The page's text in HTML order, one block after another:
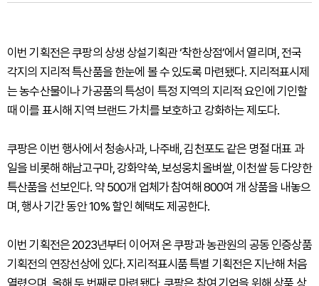
이번 기획전은 쿠팡의 상생 상설기획관 ‘착한상점’에서 열리며, 전국
각지의 지리적 특산품을 한눈에 볼 수 있도록 마련됐다. 지리적표시제
는 농수산물이나 가공품의 특성이 특정 지역의 지리적 요인에 기인할
때 이를 표시해 지역 브랜드 가치를 보호하고 강화하는 제도다.
쿠팡은 이번 행사에서 청송사과, 나주배, 김천포도 같은 명절 대표 과
일을 비롯해 해남고구마, 강화약쑥, 보성웅치올벼쌀, 이천쌀 등 다양한
특산품을 선보인다. 약 500개 업체가 참여해 800여 개 상품을 내놓으
며, 행사 기간 동안 10% 할인 혜택도 제공한다.
이번 기획전은 2023년부터 이어져 온 쿠팡과 농관원의 공동 인증상품
기획전의 연장선상에 있다. 지리적표시품 특별 기획전은 지난해 처음
열렸으며, 올해 두 번째로 마련됐다. 쿠팡은 참여 기업을 위해 상품 상